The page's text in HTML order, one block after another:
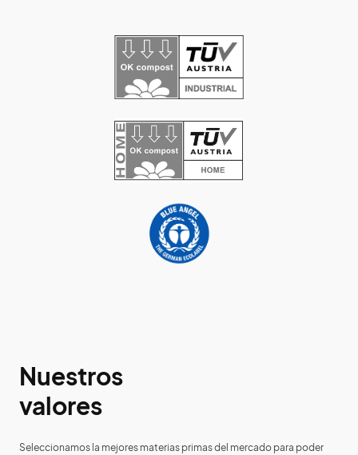
Nuestros
valores
Seleccionamos la mejores materias primas del mercado para poder